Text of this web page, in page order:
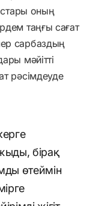
оның
таңғы сағат
сарбаздың
мәйітті
рәсімдеуде
бірақ
өтеймін